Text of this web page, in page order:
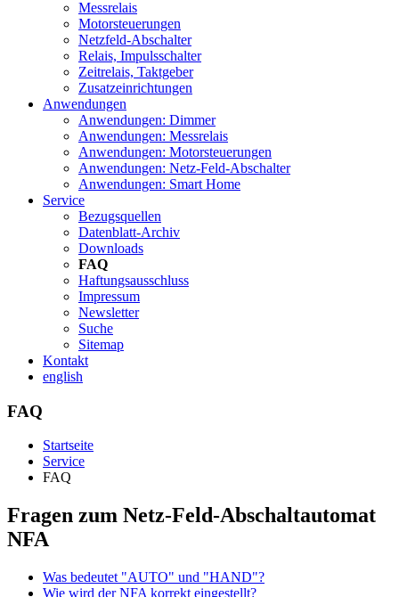
Messrelais
Motorsteuerungen
Netzfeld-Abschalter
Relais, Impulsschalter
Zeitrelais, Taktgeber
Zusatzeinrichtungen
Anwendungen
Anwendungen: Dimmer
Anwendungen: Messrelais
Anwendungen: Motorsteuerungen
Anwendungen: Netz-Feld-Abschalter
Anwendungen: Smart Home
Service
Bezugsquellen
Datenblatt-Archiv
Downloads
FAQ
Haftungsausschluss
Impressum
Newsletter
Suche
Sitemap
Kontakt
english
FAQ
Startseite
Service
FAQ
Fragen zum Netz-Feld-Abschaltautomat
NFA
Was bedeutet "AUTO" und "HAND"?
Wie wird der NFA korrekt eingestellt?